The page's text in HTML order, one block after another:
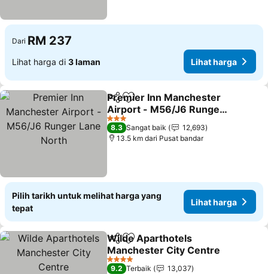
Dari RM 237
Lihat harga di 3 laman Lihat harga
KongsiTambah ke favorit
Premier Inn Manchester
Airport - M56/J6 Runger
Lane North
Lihat harga
3 Bintang
8.3 Sangat baik
12,693
13.5 km dari Pusat bandar
Pilih tarikh untuk melihat harga yang
tepat
Lihat harga
KongsiTambah ke favorit
Wilde Aparthotels
Manchester City Centre
Lihat harga
4 Bintang
9.2 Terbaik
13,037